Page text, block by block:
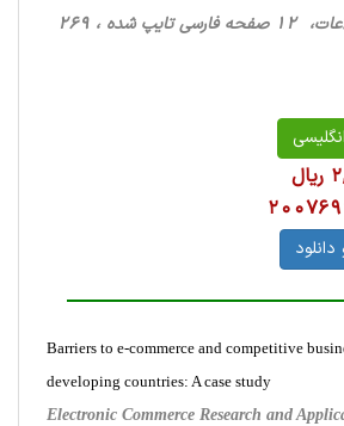
، نرم افزار، فناوری اطلاعات، 12 صفحه فارسی تایپ شده ، 269
Barriers to e-commerce and competitive
developing countries: A case study
Electronic Commerce Research and